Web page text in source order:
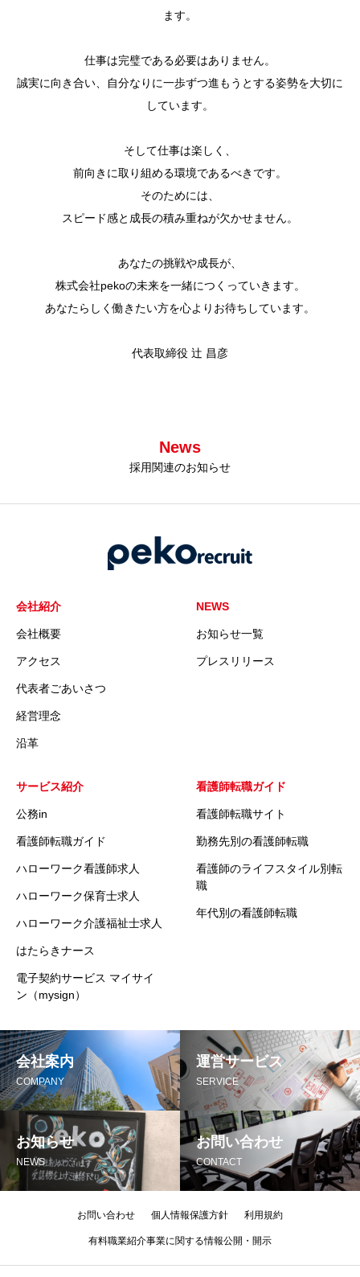
ます。
仕事は完璧である必要はありません。
誠実に向き合い、自分なりに一歩ずつ進もうとする姿勢を大切に
しています。
そして仕事は楽しく、
前向きに取り組める環境であるべきです。
そのためには、
スピード感と成長の積み重ねが欠かせません。
あなたの挑戦や成長が、
株式会社pekoの未来を一緒につくっていきます。
あなたらしく働きたい方を心よりお待ちしています。
代表取締役 辻󠄀󠄀 昌彦
News
採用関連のお知らせ
会社紹介
会社概要
アクセス
代表者ごあいさつ
経営理念
沿革
NEWS
お知らせ一覧
プレスリリース
サービス紹介
公務in
看護師転職ガイド
ハローワーク看護師求人
ハローワーク保育士求人
ハローワーク介護福祉士求人
はたらきナース
電子契約サービス マイサイ
ン（mysign）
看護師転職ガイド
看護師転職サイト
勤務先別の看護師転職
看護師のライフスタイル別転
職
年代別の看護師転職
会社案内
COMPANY
運営サービス
SERVICE
お知らせ
NEWS
お問い合わせ
CONTACT
お問い合わせ 個人情報保護方針 利用規約
有料職業紹介事業に関する情報公開・開示